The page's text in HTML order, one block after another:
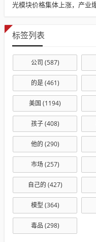
标签列表
公司 (587)
的是(461)
美国 (1194)
孩子(408)
他的 (290)
市场(257)
自己的 (427)
模型 (364)
毒品 (298)